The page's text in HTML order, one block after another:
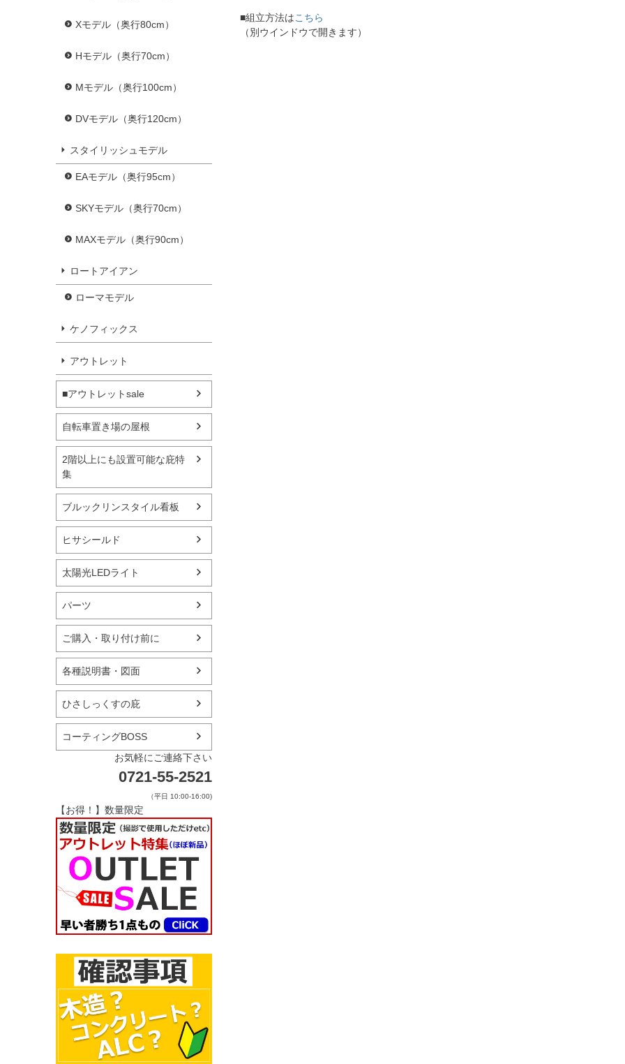
Xモデル（奥行80cm）
Hモデル（奥行70cm）
Mモデル（奥行100cm）
DVモデル（奥行120cm）
スタイリッシュモデル
EAモデル（奥行95cm）
SKYモデル（奥行70cm）
MAXモデル（奥行90cm）
ロートアイアン
ローマモデル
ケノフィックス
アウトレット
■アウトレットsale
自転車置き場の屋根
2階以上にも設置可能な庇特
集
ブルックリンスタイル看板
ヒサシールド
太陽光LEDライト
パーツ
ご購入・取り付け前に
各種説明書・図面
ひさしっくすの庇
コーティングBOSS
お気軽にご連絡下さい
0721-55-2521
（平日 10:00-16:00)
【お得！】数量限定
■組立方法はこちら
（別ウインドウで開きます）